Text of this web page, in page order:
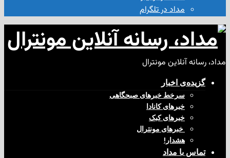
مداد در تلگرام
مونترال
اخبار
سرخط خبرهای صبحگاهی
خبرهای کانادا
خبرهای کبک
‌ خبرهای مونترال
مداد